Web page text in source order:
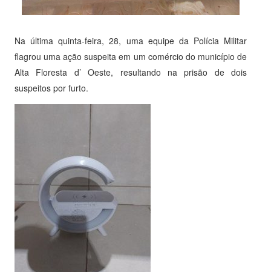
Na última quinta-feira, 28, uma equipe da Polícia Militar
flagrou uma ação suspeita em um comércio do município de
Alta Floresta d’ Oeste, resultando na prisão de dois
suspeitos por furto.